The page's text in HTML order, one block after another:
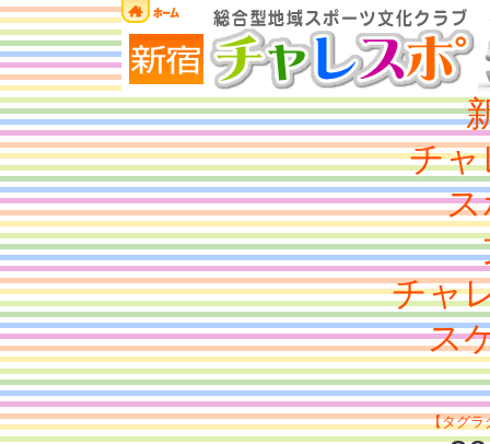
チ
チャ
ス
【タグラ